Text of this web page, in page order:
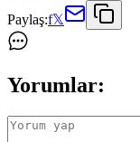
Paylaş:f𝕏
Yorumlar: